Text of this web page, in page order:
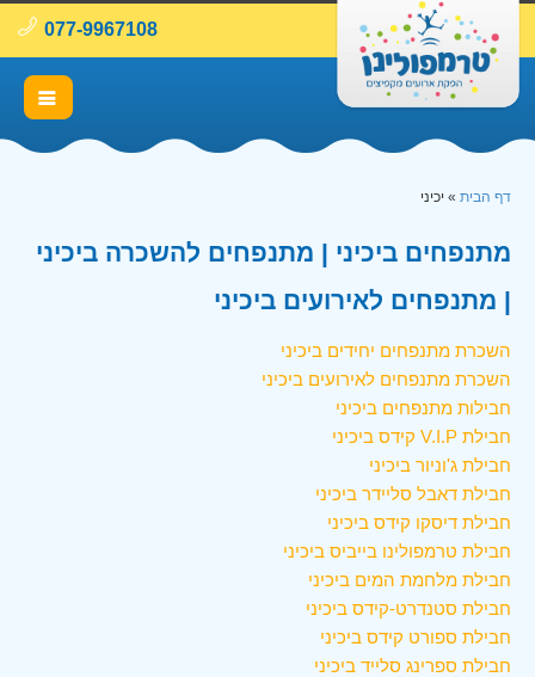
077-9967108
דף הבית » יכיני
מתנפחים ביכיני | מתנפחים להשכרה ביכיני
| מתנפחים לאירועים ביכיני
השכרת מתנפחים יחידים ביכיני
השכרת מתנפחים לאירועים ביכיני
חבילות מתנפחים ביכיני
חבילת V.I.P קידס ביכיני
חבילת ג'וניור ביכיני
חבילת דאבל סליידר ביכיני
חבילת דיסקו קידס ביכיני
חבילת טרמפולינו בייביס ביכיני
חבילת מלחמת המים ביכיני
חבילת סטנדרט-קידס ביכיני
חבילת ספורט קידס ביכיני
חבילת ספרינג סלייד ביכיני